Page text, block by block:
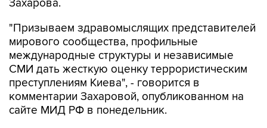
Захарова.
"Призываем здравомыслящих представителей
мирового сообщества, профильные
международные структуры и независимые
СМИ дать жесткую оценку террористическим
преступлениям Киева", - говорится в
комментарии Захаровой, опубликованном на
сайте МИД РФ в понедельник.